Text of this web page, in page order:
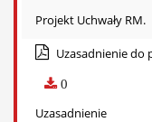
Projekt Uchwały RM.
Uzasadnienie do
0
Uzasadnienie